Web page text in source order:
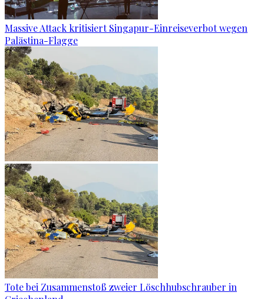
Massive Attack kritisiert Singapur-Einreiseverbot wegen
Palästina-Flagge
Tote bei Zusammenstoß zweier Löschhubschrauber in